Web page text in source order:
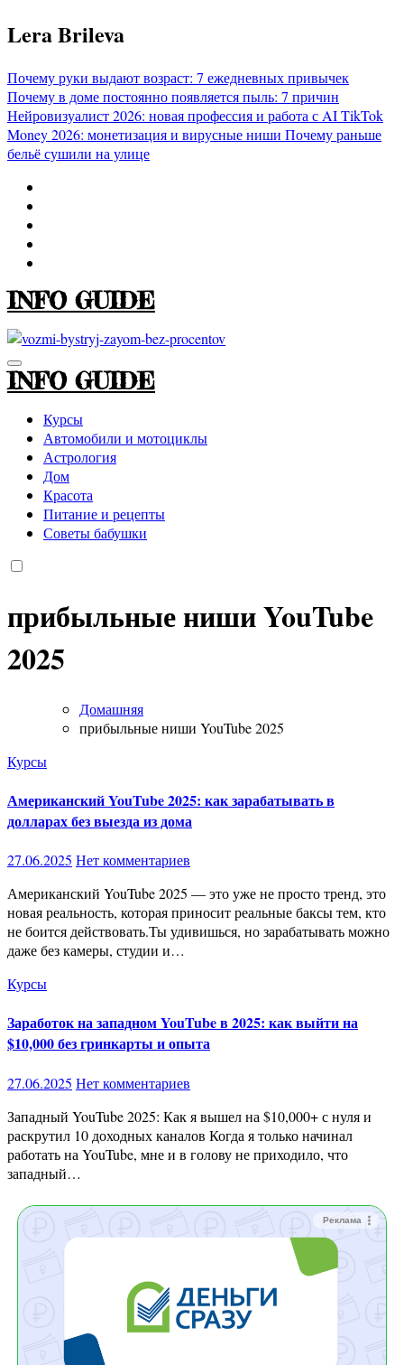
Перейти
к
Lera Brileva
Почему руки выдают возраст: 7 ежедневных привычек
Почему в доме постоянно появляется пыль: 7 причин
Нейровизуалист 2026: новая профессия и работа с AITikTok
Money 2026: монетизация и вирусные ниши Почему раньше
бельё сушили на улице
INFO GUIDE
INFO GUIDE
Курсы
Автомобили и мотоциклы
Астрология
Дом
Красота
Питание и рецепты
Советы бабушки
прибыльные ниши YouTube
2025
Домашняя
прибыльные ниши YouTube 2025
Курсы
Американский YouTube 2025: как зарабатывать в
долларах без выезда из дома
27.06.2025 Нет комментариев
Американский YouTube 2025 — это уже не просто тренд, это
новая реальность, которая приносит реальные баксы тем, кто
не боится действовать.Ты удивишься, но зарабатывать можно
даже без камеры, студии и…
Курсы
Заработок на западном YouTube в 2025: как выйти на
$10,000 без гринкарты и опыта
27.06.2025 Нет комментариев
Западный YouTube 2025: Как я вышел на $10,000+ с нуля и
раскрутил 10 доходных каналов Когда я только начинал
работать на YouTube, мне и в голову не приходило, что
западный…
Реклама